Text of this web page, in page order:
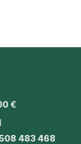
€
483 468